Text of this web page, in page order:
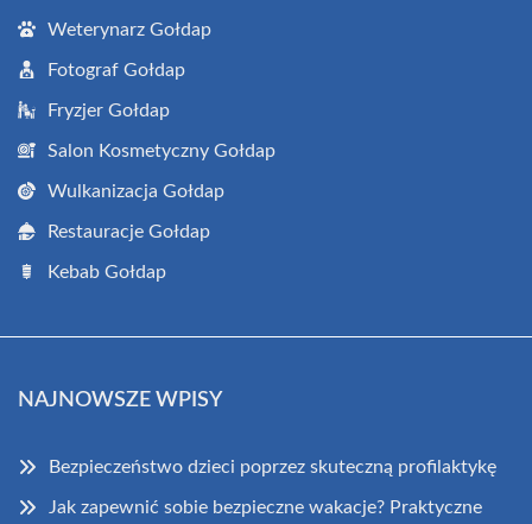
Weterynarz Gołdap
Fotograf Gołdap
Fryzjer Gołdap
Salon Kosmetyczny Gołdap
Wulkanizacja Gołdap
Restauracje Gołdap
Kebab Gołdap
NAJNOWSZE WPISY
Bezpieczeństwo dzieci poprzez skuteczną profilaktykę
Jak zapewnić sobie bezpieczne wakacje? Praktyczne